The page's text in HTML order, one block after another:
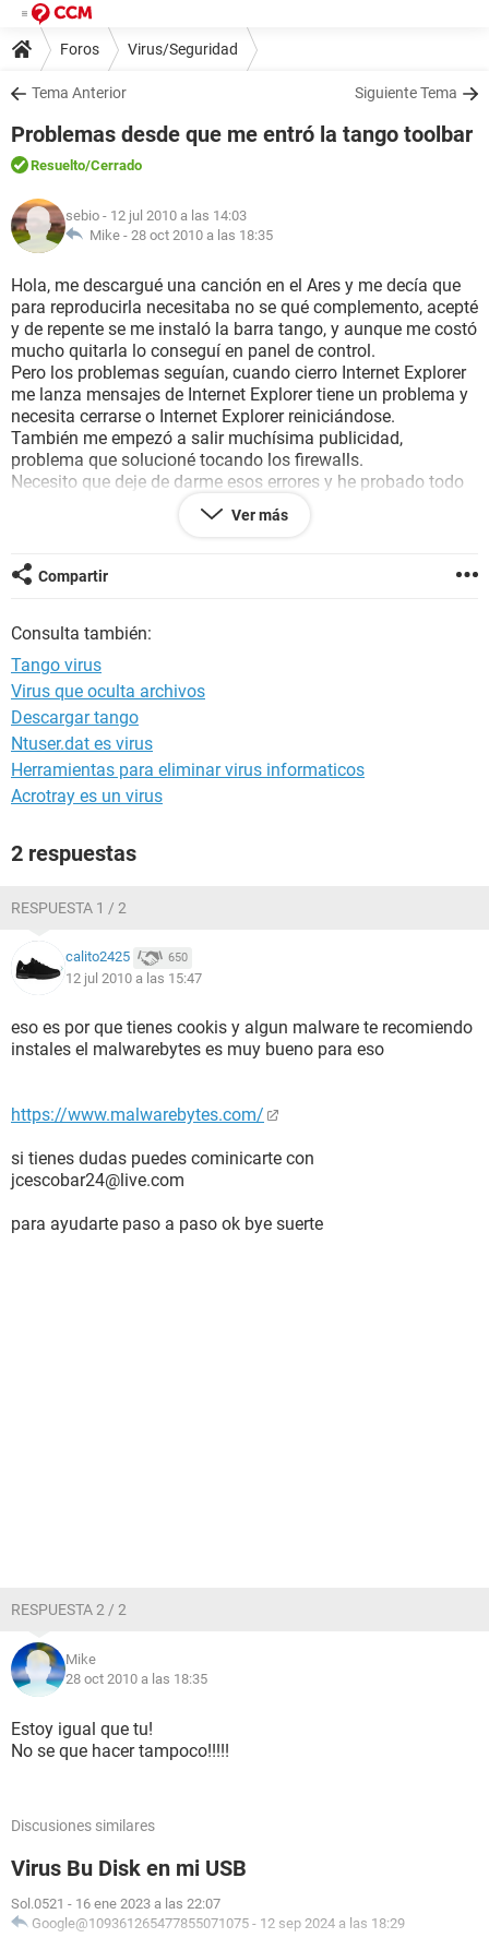
Foros Virus/Seguridad
Tema Anterior Siguiente Tema
Problemas desde que me entró la tango toolbar
Resuelto/Cerrado
sebio - 12 jul 2010 a las 14:03
Mike - 28 oct 2010 a las 18:35
Hola, me descargué una canción en el Ares y me decía que
para reproducirla necesitaba no se qué complemento, acepté
y de repente se me instaló la barra tango, y aunque me costó
mucho quitarla lo conseguí en panel de control.
Pero los problemas seguían, cuando cierro Internet Explorer
me lanza mensajes de Internet Explorer tiene un problema y
necesita cerrarse o Internet Explorer reiniciándose.
También me empezó a salir muchísima publicidad,
problema que solucioné tocando los firewalls.
Necesito que deje de darme esos errores y he probado todo
lo que he visto, deshabilitar los complementos de uno en
uno, todos a la vez, he pasado el Avast, el Malwarebytes, he
venía por tenerlo activado pero no), he reestablecido la
configuración de Internet Explorer...
mano
Ver más
Compartir
Consulta también:
Tango virus
Virus que oculta archivos
Descargar tango
Ntuser.dat es virus
Herramientas para eliminar virus informaticos
Acrotray es un virus
2 respuestas
RESPUESTA 1 / 2
calito2425 650
12 jul 2010 a las 15:47
eso es por que tienes cookis y algun malware te recomiendo
instales el malwarebytes es muy bueno para eso
https://www.malwarebytes.com/
si tienes dudas puedes cominicarte con
jcescobar24@live.com
para ayudarte paso a paso ok bye suerte
RESPUESTA 2 / 2
Mike
28 oct 2010 a las 18:35
Estoy igual que tu!
No se que hacer tampoco!!!!!
Discusiones similares
Virus Bu Disk en mi USB
Sol.0521 - 16 ene 2023 a las 22:07
Google@109361265477855071075 - 12 sep 2024 a las 18:29